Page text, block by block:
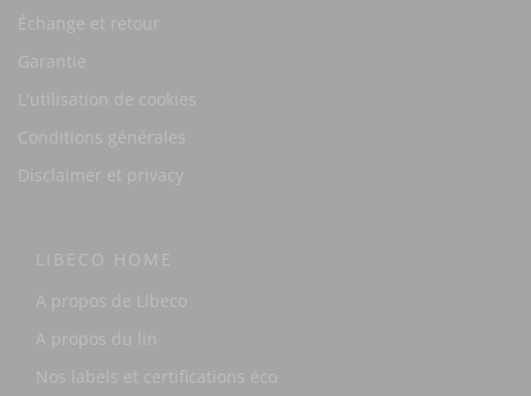
Échange et retour
Garantie
L'utilisation de cookies
Conditions générales
Disclaimer et privacy
LIBECO HOME
A propos de Libeco
A propos du lin
Nos labels et certifications éco